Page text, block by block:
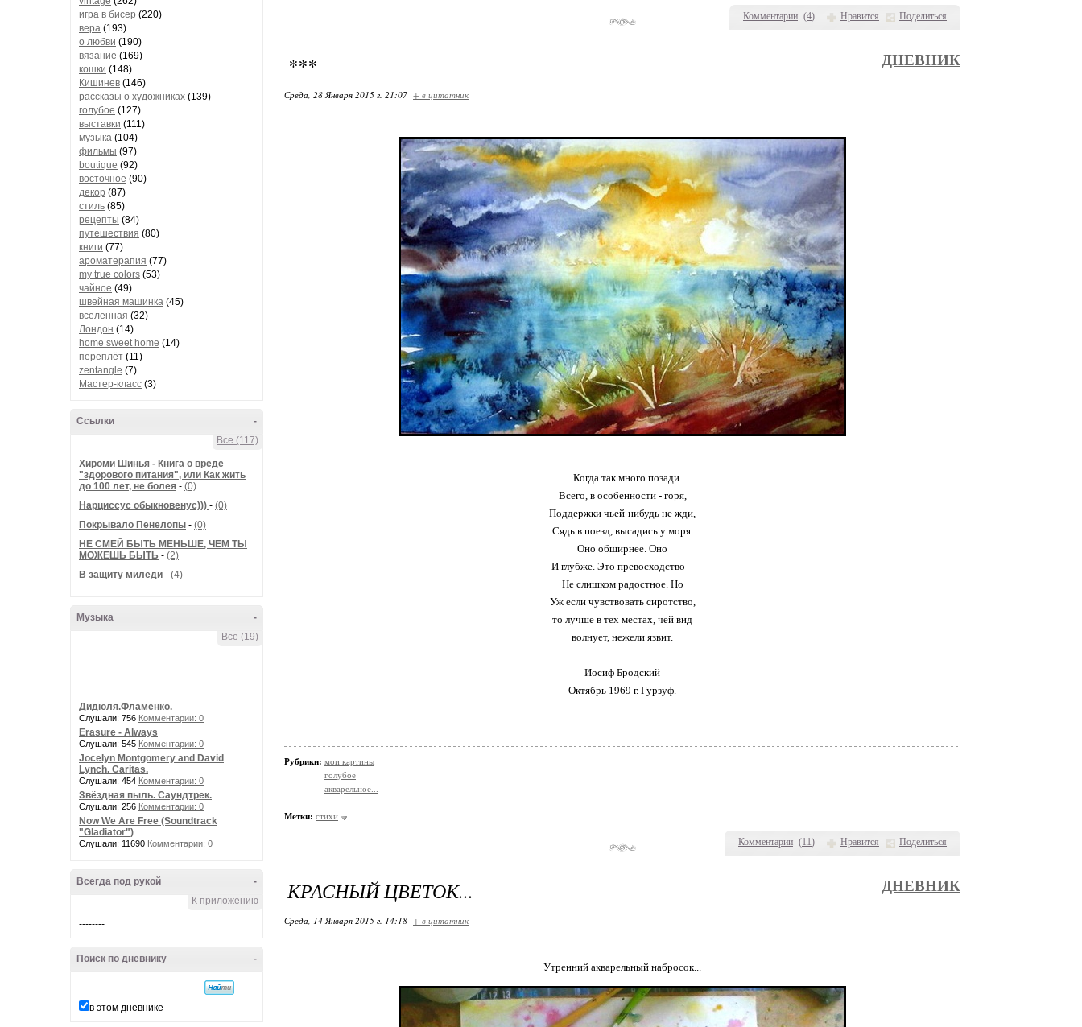
игра в бисер (220)
вера (193)
о любви (190)
вязание (169)
кошки (148)
Кишинев (146)
рассказы о художниках (139)
голубое (127)
выставки (111)
музыка (104)
фильмы (97)
boutique (92)
восточное (90)
декор (87)
стиль (85)
рецепты (84)
путешествия (80)
книги (77)
ароматерапия (77)
my true colors (53)
чайное (49)
швейная машинка (45)
вселенная (32)
Лондон (14)
home sweet home (14)
переплёт (11)
zentangle (7)
Мастер-класс (3)
-
Ссылки
Все (117)
Хироми Шинья - Книга о вреде
"здорового питания", или Как жить
до 100 лет, не болея - (0)
Нарциссус обыкновенус))) - (0)
Покрывало Пенелопы - (0)
НЕ СМЕЙ БЫТЬ МЕНЬШЕ, ЧЕМ ТЫ
МОЖЕШЬ БЫТЬ - (2)
В защиту миледи - (4)
-
Музыка
Все (19)
Дидюля.Фламенко.
Слушали: 756 Комментарии: 0
Erasure - Always
Слушали: 545 Комментарии: 0
Jocelyn Montgomery and David
Lynch. Caritas.
Слушали: 454 Комментарии: 0
Звёздная пыль. Саундтрек.
Слушали: 256 Комментарии: 0
Now We Are Free (Soundtrack
"Gladiator")
Слушали: 11690 Комментарии: 0
-
Всегда под рукой
К приложению
--------
-
Поиск по дневнику
в этом дневнике
Комментарии (4) Нравится Поделиться
Комментарии (11) Нравится Поделиться
*** ДНЕВНИК
Среда, 28 Января 2015 г. 21:07 + в цитатник
...Когда так много позади
Всего, в особенности - горя,
Поддержки чьей-нибудь не жди,
Сядь в поезд, высадись у моря.
Оно обширнее. Оно
И глубже. Это превосходство -
Не слишком радостное. Но
Уж если чувствовать сиротство,
то лучше в тех местах, чей вид
волнует, нежели язвит.
Иосиф Бродский
Октябрь 1969 г. Гурзуф.
Рубрики: мои картины
голубое
акварельное...
Метки: стихи
КРАСНЫЙ ЦВЕТОК... ДНЕВНИК
Среда, 14 Января 2015 г. 14:18 + в цитатник
Утренний акварельный набросок...